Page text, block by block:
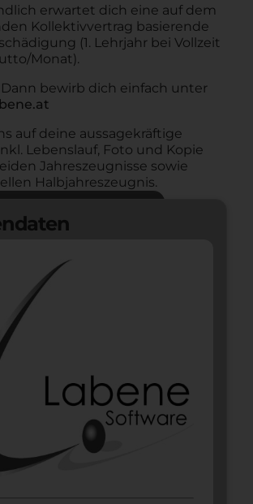
erwartet dich eine auf dem
Kollektivvertrag basierende
(1. Lehrjahr bei Vollzeit
Monat).
bewirb dich einfach unter
auf deine aussagekräftige
Lebenslauf, Foto und Kopie
Jahreszeugnisse sowie
Halbjahreszeugnis.